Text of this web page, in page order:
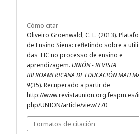
Cómo citar
Oliveiro Groenwald, C. L. (2013).
de Ensino Siena: refletindo sobre a
das TIC no processo de ensino e
aprendizagem. UNIÓN - REVISTA
IBEROAMERICANA DE EDUCACIÓN
9(35). Recuperado a partir de
http://www.revistaunion.org.fespm.es/
php/UNION/article/view/770
Formatos de citación